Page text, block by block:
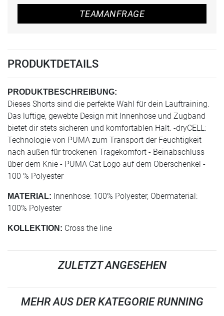
TEAMANFRAGE
PRODUKTDETAILS
PRODUKTBESCHREIBUNG:
Dieses Shorts sind die perfekte Wahl für dein Lauftraining.
Das luftige, gewebte Design mit Innenhose und Zugband
bietet dir stets sicheren und komfortablen Halt. -dryCELL:
Technologie von PUMA zum Transport der Feuchtigkeit
nach außen für trockenen Tragekomfort - Beinabschluss
über dem Knie - PUMA Cat Logo auf dem Oberschenkel -
100 % Polyester
MATERIAL: Innenhose: 100% Polyester, Obermaterial:
100% Polyester
KOLLEKTION: Cross the line
ZULETZT ANGESEHEN
MEHR AUS DER KATEGORIE RUNNING